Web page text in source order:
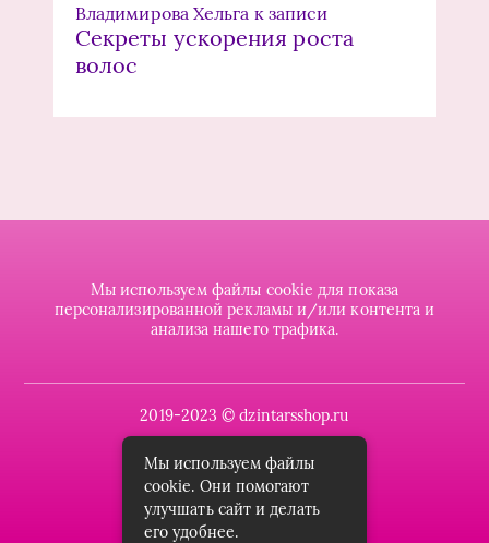
Владимирова Хельга к записи
Секреты ускорения роста
волос
Мы используем файлы cookie для показа
персонализированной рекламы и/или контента и
анализа нашего трафика.
2019-2023 © dzintarsshop.ru
Пользовательское соглашение
Мы используем файлы
cookie. Они помогают
улучшать сайт и делать
его удобнее.